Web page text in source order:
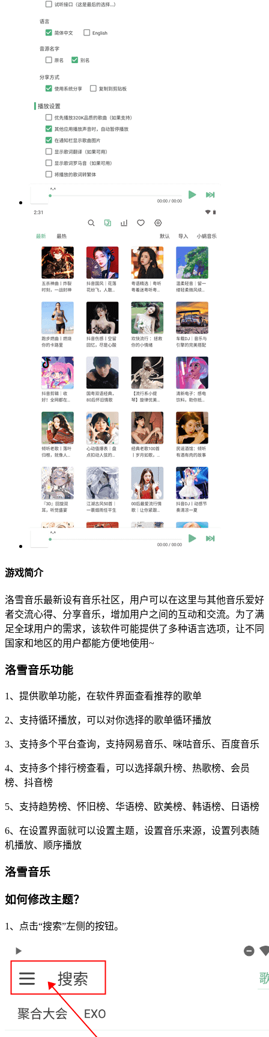
游戏简介
洛雪音乐最新设有音乐社区，用户可以在这里与其他音乐爱好
者交流心得、分享音乐，增加用户之间的互动和交流。为了满
足全球用户的需求，该软件可能提供了多种语言选项，让不同
国家和地区的用户都能方便地使用~
洛雪音乐功能
1、提供歌单功能，在软件界面查看推荐的歌单
2、支持循环播放，可以对你选择的歌单循环播放
3、支持多个平台查询，支持网易音乐、咪咕音乐、百度音乐
4、支持多个排行榜查看，可以选择飙升榜、热歌榜、会员
榜、抖音榜
5、支持趋势榜、怀旧榜、华语榜、欧美榜、韩语榜、日语榜
6、在设置界面就可以设置主题，设置音乐来源，设置列表随
机播放、顺序播放
洛雪音乐
如何修改主题？
1、点击“搜索”左侧的按钮。